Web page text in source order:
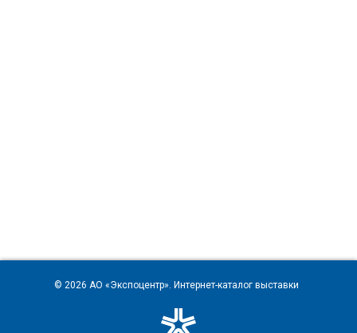
© 2026 АО «Экспоцентр». Интернет-каталог выставки